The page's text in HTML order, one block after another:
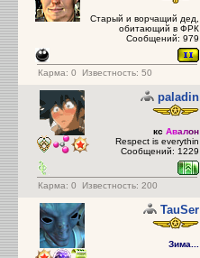
Старый и ворчащий дед,
обитающий в ФРК
Сообщений: 979
Карма: 0 Известность: 50
paladin
кс Авалон
Respect is everythin
Сообщений: 1229
Карма: 0 Известность: 200
TauSer
Зима...